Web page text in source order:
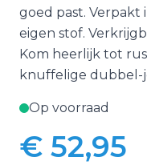
goed past. Verpakt
eigen stof.
Kom heerlijk tot
knuffelige dubbel-
Op voorraad
Vanaf:
€ 52,95